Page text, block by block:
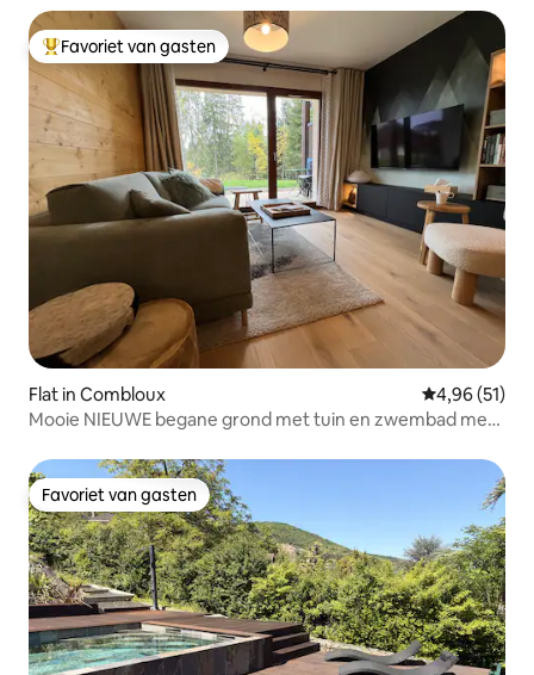
Topfavoriet van gasten
Favoriet van gasten
Flat in Combloux Gemiddelde
4,96 (51)
Mooie NIEUWE begane grond met tuin en zwembad met
Favoriet van gasten
Favoriet van gasten